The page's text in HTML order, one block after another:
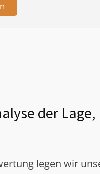
der
legen wir